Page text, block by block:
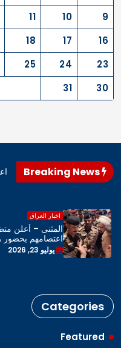
9
10
11
16
17
18
23
24
25
30
31
محافظ المثنى، اليوم،
اخبار العراق
المثنى – أعلن
اعتصامهم
يوليو 23, 2026
Categories
Featured